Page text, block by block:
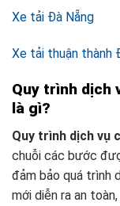
Xe tải Đà Nẵng
Xe tải thuận thành
Quy trình dịch
là gì?
Quy trình dịch vụ
chuỗi các bước
đảm bảo quá trình
mới diễn ra an